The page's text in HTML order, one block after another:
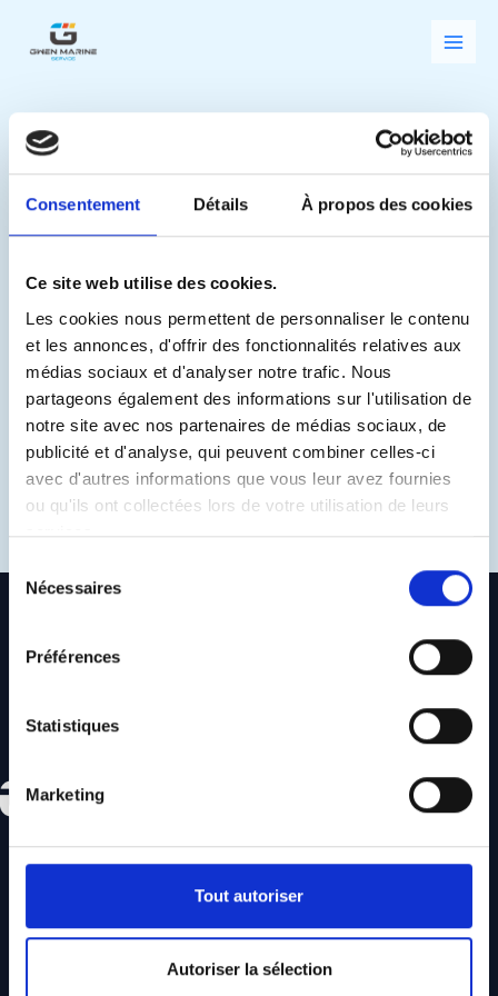
Consentement Détails À propos des cookies
Ce site web utilise des cookies.
Les cookies nous permettent de personnaliser le contenu
et les annonces, d'offrir des fonctionnalités relatives aux
médias sociaux et d'analyser notre trafic. Nous
partageons également des informations sur l'utilisation de
notre site avec nos partenaires de médias sociaux, de
publicité et d'analyse, qui peuvent combiner celles-ci
avec d'autres informations que vous leur avez fournies
ou qu'ils ont collectées lors de votre utilisation de leurs
services.
Nécessaires
Préférences
Statistiques
Marketing
Tout autoriser
Autoriser la sélection
contenu
Il semble que nous ne pouvons pas trouver le contenu
demandé. Peut-être qu’une recherche peut vous aider.
A Propos
Recrutement